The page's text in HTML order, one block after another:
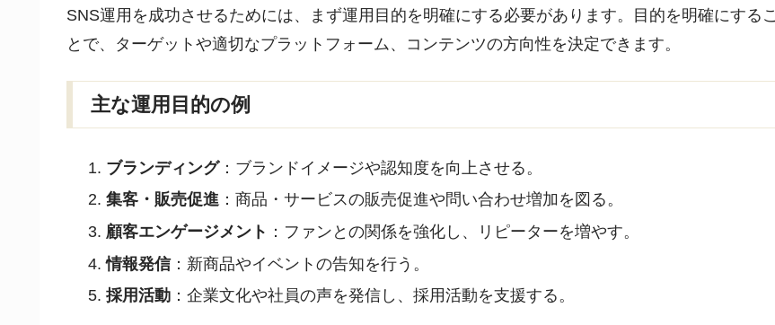
SNS運用を成功させるためには、まず運用目的を明確にする必要があります。目的を明確にするこ
とで、ターゲットや適切なプラットフォーム、コンテンツの方向性を決定できます。
主な運用目的の例
ブランディング：ブランドイメージや認知度を向上させる。
集客・販売促進：商品・サービスの販売促進や問い合わせ増加を図る。
顧客エンゲージメント ：ファンとの関係を強化し、リピーターを増やす。
情報発信：新商品やイベントの告知を行う。
採用活動：企業文化や社員の声を発信し、採用活動を支援する。